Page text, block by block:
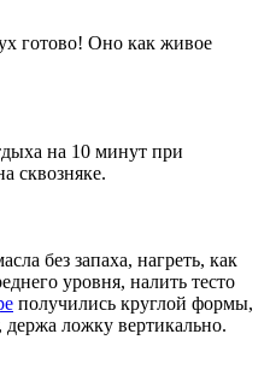
готово! Оно как живое
на 10 минут при
сквозняке.
без запаха, нагреть, как
уровня, налить тесто
получились круглой формы,
держа ложку вертикально.